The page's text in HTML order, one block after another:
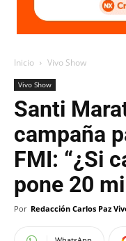
Inicio Vivo Show
Vivo Show
Santi
campaña
FMI: “¿Si
pone 20
Por Redacción Carlos Paz